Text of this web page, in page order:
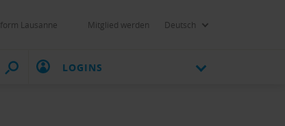
Lausanne Mitglied werden Deutsch
LOGINS